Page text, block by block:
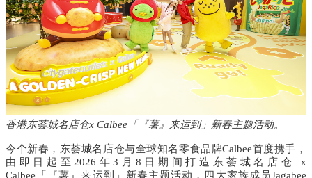
香港东荟城名店仓x Calbee「『薯』来运到」新春主题活动。
今个新春，东荟城名店仓与全球知名零食品牌Calbee首度携手，
由即日起 至 2026年3 月 8 日期间打造东荟城名店仓
x
Calbee 「『薯』来运到」新春主题活动，四大家族成员Jagabee